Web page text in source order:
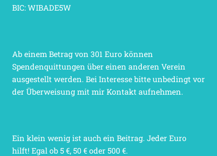
BIC: WIBADE5W
Ab einem Betrag von 301 Euro können
Spendenquittungen über einen anderen Verein
ausgestellt werden. Bei Interesse bitte unbedingt vor
der Überweisung mit mir Kontakt aufnehmen.
Ein klein wenig ist auch ein Beitrag. Jeder Euro
hilft! Egal ob 5 €, 50 € oder 500 €.